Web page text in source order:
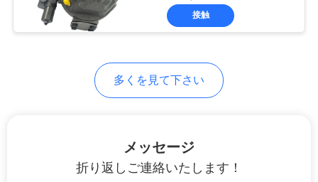
産業油圧ポンプ
トン可変ポンプ
接触
多くを見て下さい
メッセージ
折り返しご連絡いたします！